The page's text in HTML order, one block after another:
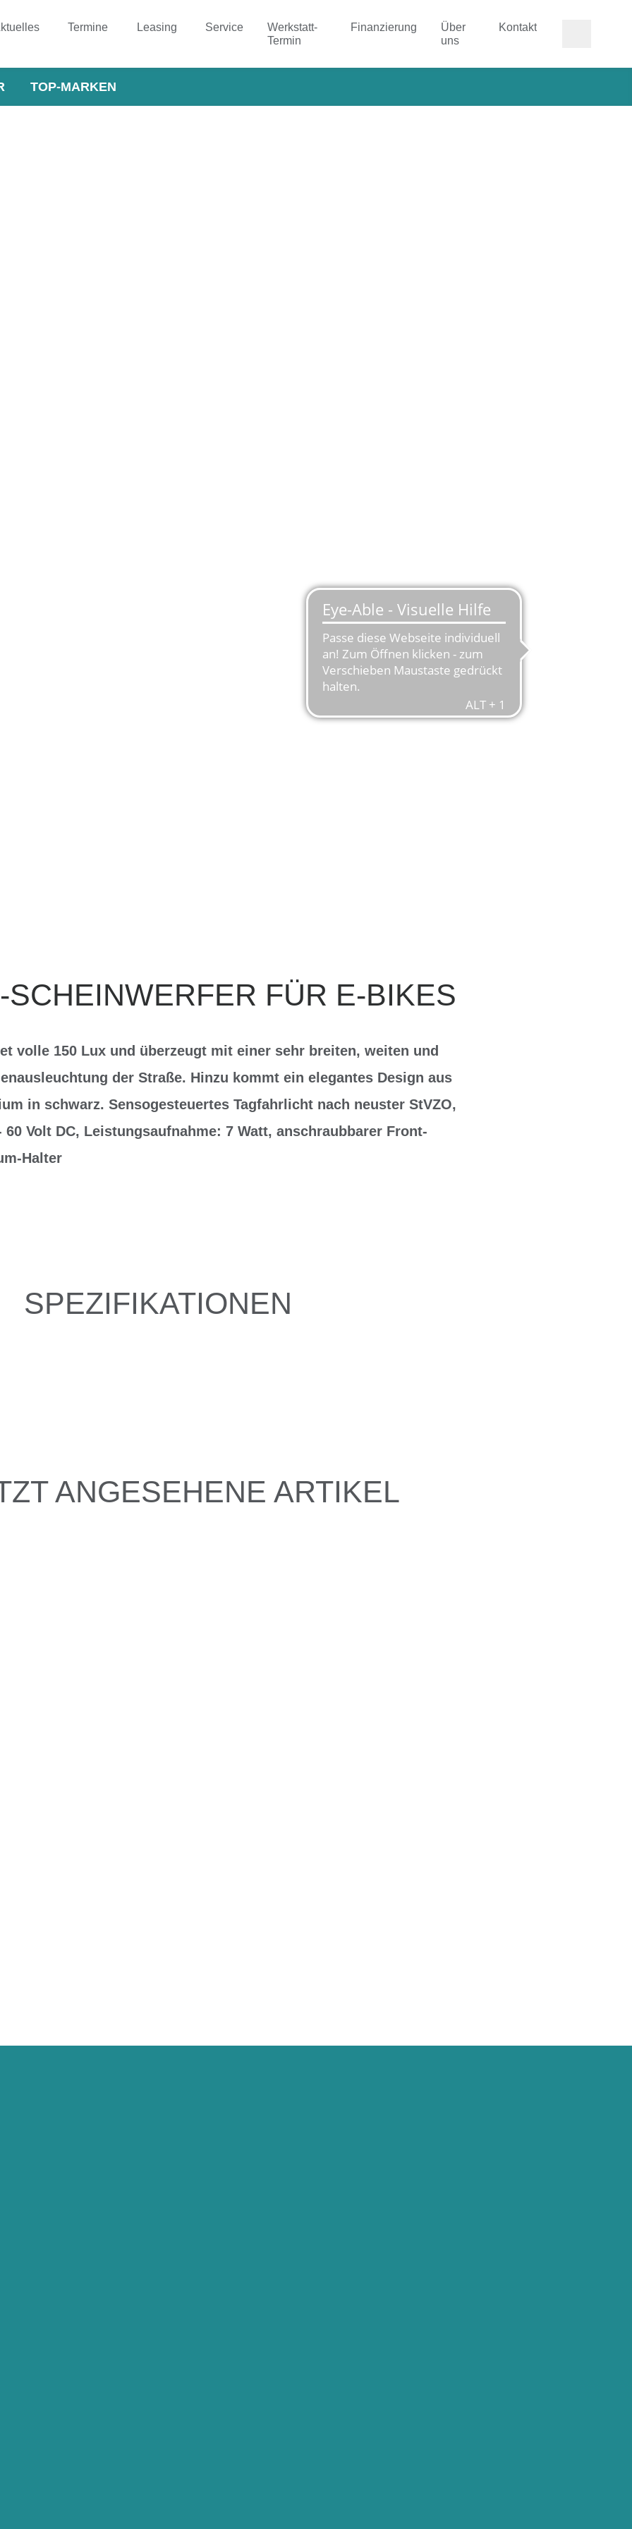
Termine Leasing Service
Werkstatt-
Termin
Finanzierung
Über
uns
Kontakt
TOP-MARKEN
SCHEINWERFER FÜR E-BIKES
volle 150 Lux und überzeugt mit einer sehr breiten, weiten und
der Straße. Hinzu kommt ein elegantes Design aus
in schwarz. Sensogesteuertes Tagfahrlicht nach neuster StVZO,
Volt DC, Leistungsaufnahme: 7 Watt, anschraubbarer Front-
Halter
SPEZIFIKATIONEN
ANGESEHENE ARTIKEL